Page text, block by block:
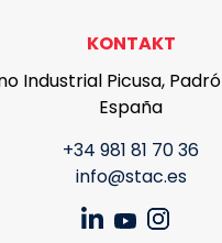
KONTAKT
Industrial Picusa,
España
+34 981 81 70 36
info@stac.es